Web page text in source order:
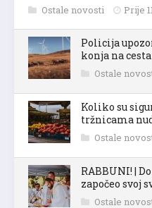
Ostale novosti Prije
Policija
konja na
Ostale
Koliko su
tržnicama
Ostale
RABBUNI! |
započeo svoj
Ostale